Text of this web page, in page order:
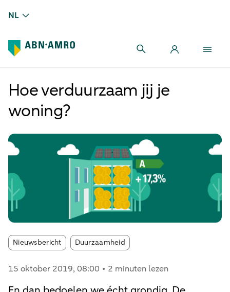
NL
Hoe verduurzaam jij je
woning?
Nieuwsbericht Article tags:
Duurzaamheid
15 oktober 2019, 08:00 2 minuten lezen